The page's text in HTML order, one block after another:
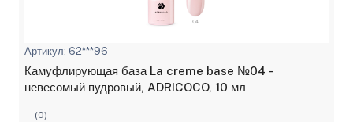
Артикул: 62***96
Камуфлирующая база La creme base №04 -
невесомый пудровый, ADRICOCO, 10 мл
(0)